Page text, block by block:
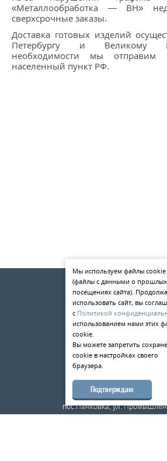
«Металлообработка — ВН»
сверхсрочные заказы.
Доставка готовых изделий
Петербургу и Великому
необходимости мы
населенный пункт РФ.
О компании
Услуги
Статьи
198084,г. Санкт-
тел.:+7 (812) 309-49-33
173526,Новгородская
пос.Панковка, ул.
Мы используем файлы cookie
(файлы с данными о прошлых
посещениях сайта).
использовать сайт, вы
с Политикой
использованием нами этих
cookie.
Вы можете запретить
cookie в настройках своего
браузера.
Подтверждаю